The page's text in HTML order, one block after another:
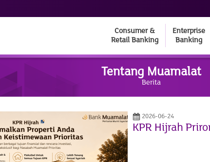
Consumer &
Retail Banking
Enterprise
Banking
Tentang Muamalat
Berita
2026-06-24
KPR Hijrah